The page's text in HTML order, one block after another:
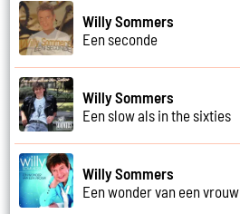
Willy Sommers
Een seconde
Willy Sommers
Een slow als in the sixties
Willy Sommers
Een wonder van een vrouw